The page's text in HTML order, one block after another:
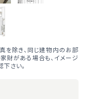
を除き、同じ建物内のお部
財がある場合も、イメージ
さい。